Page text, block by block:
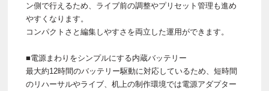
ン側で行えるため、ライブ前の調整やプリセット管理も進め
やすくなります。
コンパクトさと編集しやすさを両立した運用ができます。
■電源まわりをシンプルにする内蔵バッテリー
最大約12時間のバッテリー駆動に対応しているため、短時間
のリハーサルやライブ、机上の制作環境では電源アダプター